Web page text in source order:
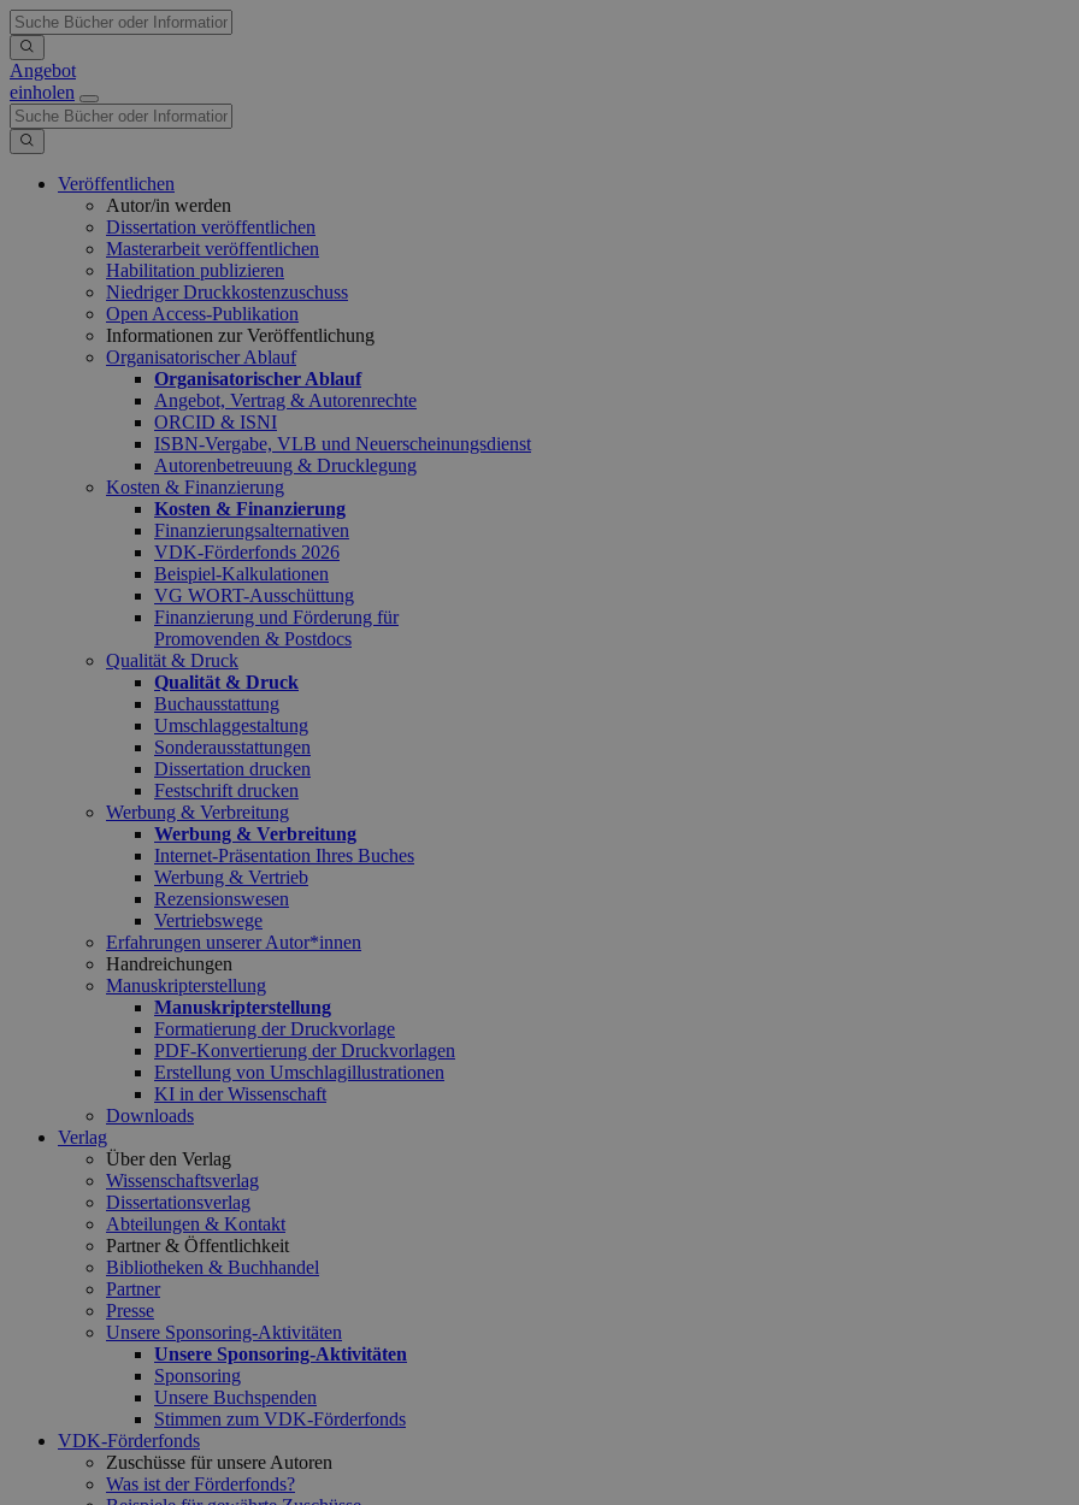
Angebot
einholen
Veröffentlichen
Autor/in werden
Dissertation veröffentlichen
Masterarbeit veröffentlichen
Habilitation publizieren
Niedriger Druckkostenzuschuss
Open Access-Publikation
Informationen zur Veröffentlichung
Organisatorischer Ablauf
Organisatorischer Ablauf
Angebot, Vertrag & Autorenrechte
ORCID & ISNI
ISBN-Vergabe, VLB und Neuerscheinungsdienst
Autorenbetreuung & Drucklegung
Kosten & Finanzierung
Kosten & Finanzierung
Finanzierungsalternativen
VDK-Förderfonds 2026
Beispiel-Kalkulationen
VG WORT-Ausschüttung
Finanzierung und Förderung für
Promovenden & Postdocs
Qualität & Druck
Qualität & Druck
Buchausstattung
Umschlaggestaltung
Sonderausstattungen
Dissertation drucken
Festschrift drucken
Werbung & Verbreitung
Werbung & Verbreitung
Internet-Präsentation Ihres Buches
Werbung & Vertrieb
Rezensionswesen
Vertriebswege
Erfahrungen unserer Autor*innen
Handreichungen
Manuskripterstellung
Manuskripterstellung
Formatierung der Druckvorlage
PDF-Konvertierung der Druckvorlagen
Erstellung von Umschlagillustrationen
KI in der Wissenschaft
Downloads
Verlag
Über den Verlag
Wissenschaftsverlag
Dissertationsverlag
Abteilungen & Kontakt
Partner & Öffentlichkeit
Bibliotheken & Buchhandel
Partner
Presse
Unsere Sponsoring-Aktivitäten
Unsere Sponsoring-Aktivitäten
Sponsoring
Unsere Buchspenden
Stimmen zum VDK-Förderfonds
VDK-Förderfonds
Zuschüsse für unsere Autoren
Was ist der Förderfonds?